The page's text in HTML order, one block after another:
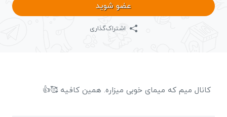
عضو شوید
اشتراک‌گذاری
کانال میم که میمای خوبی میزاره. همین کافیه 🥰👍